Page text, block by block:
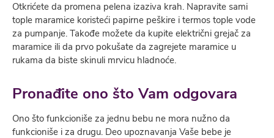
Otkrićete da promena pelena izaziva krah. Napravite sami
tople maramice koristeći papirne peškire i termos tople vode
za pumpanje. Takođe možete da kupite električni grejač za
maramice ili da prvo pokušate da zagrejete maramice u
rukama da biste skinuli mrvicu hladnoće.
Pronađite ono što Vam odgovara
Ono što funkcioniše za jednu bebu ne mora nužno da
funkcioniše i za drugu. Deo upoznavanja Vaše bebe je